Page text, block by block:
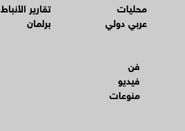
محليات
عربي دولي
تقارير الأنباط
برلمان
فن
فيديو
منوعات